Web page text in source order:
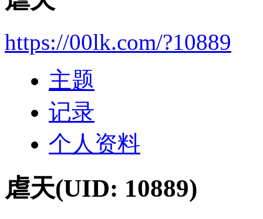
https://00lk.com/?10889
主题
记录
个人资料
虐天(UID: 10889)